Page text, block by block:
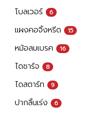
โบลเวอร์ 6
แผงคอจิ้งหรีด 15
หม้อลมเบรค 16
ไดชาร์จ 8
ไดสตาร์ท 9
ปากลิ้นเร่ง 6